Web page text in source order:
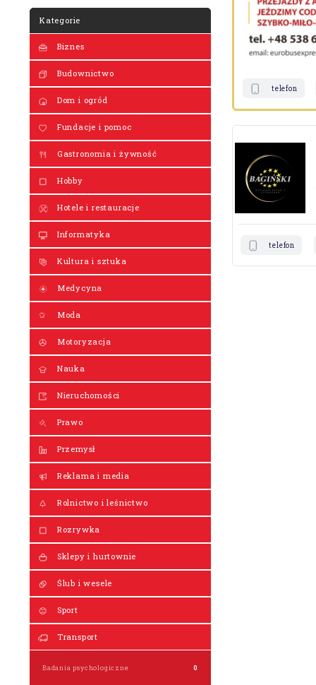
Kategorie
Biznes
Budownictwo
Dom i ogród
Fundacje i pomoc
Gastronomia i żywność
Hobby
Hotele i restauracje
Informatyka
Kultura i sztuka
Medycyna
Moda
Motoryzacja
Nauka
Nieruchomości
Prawo
Przemysł
Reklama i media
Rolnictwo i leśnictwo
Rozrywka
Sklepy i hurtownie
Ślub i wesele
Sport
Transport
Badania psychologiczne 0
telefon
telefon